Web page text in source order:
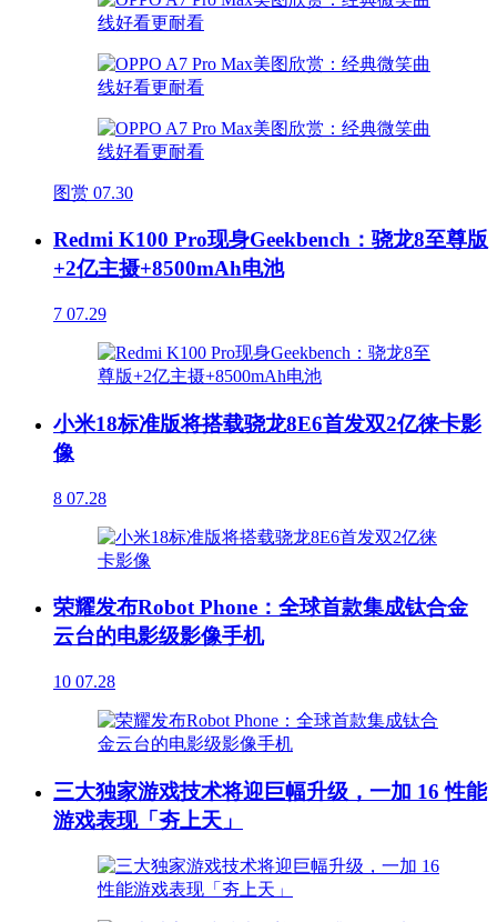
图赏 07.30
Redmi K100 Pro现身Geekbench：骁龙8至尊版
+2亿主摄+8500mAh电池
7 07.29
小米18标准版将搭载骁龙8E6首发双2亿徕卡影
像
8 07.28
荣耀发布Robot Phone：全球首款集成钛合金
云台的电影级影像手机
10 07.28
三大独家游戏技术将迎巨幅升级，一加 16 性能
游戏表现「夯上天」